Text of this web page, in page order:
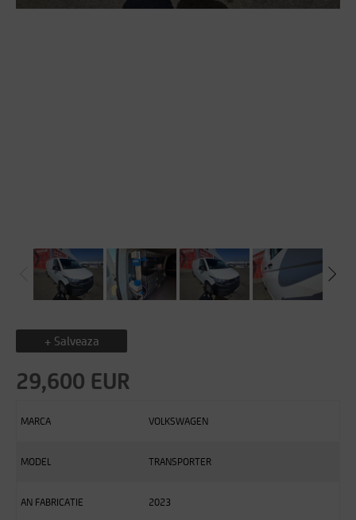
+ Salveaza
29,600 EUR
MARCA VOLKSWAGEN
MODEL TRANSPORTER
AN FABRICATIE 2023